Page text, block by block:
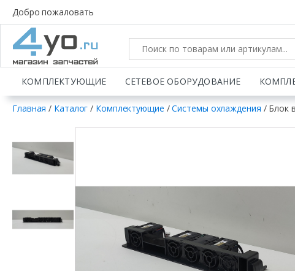
Добро пожаловать
КОМПЛЕКТУЮЩИЕ СЕТЕВОЕ ОБОРУДОВАНИЕ
Главная / Каталог / Комплектующие /Системы охлаждения / Блок